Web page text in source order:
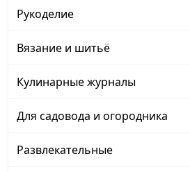
Рукоделие
Вязание и шитьё
Кулинарные журналы
Для садовода и огородника
Развлекательные